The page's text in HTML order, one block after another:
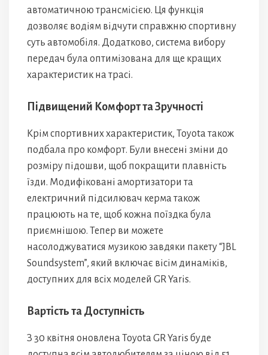
автоматичною трансмісією. Ця функція
дозволяє водіям відчути справжню спортивну
суть автомобіля. Додатково, система вибору
передач була оптимізована для ще кращих
характеристик на трасі.
Підвищений Комфорт та Зручності
Крім спортивних характеристик, Toyota також
подбала про комфорт. Були внесені зміни до
розміру підошви, щоб покращити плавність
їзди. Модифіковані амортизатори та
електричний підсилювач керма також
працюють на те, щоб кожна поїздка була
приємнішою. Тепер ви можете
насолоджуватися музикою завдяки пакету “JBL
Soundsystem”, який включає вісім динаміків,
доступних для всіх моделей GR Yaris.
Вартість та Доступність
З 30 квітня оновлена Toyota GR Yaris буде